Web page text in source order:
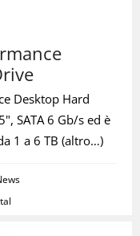
Desktop Hard
SATA 6 Gb/s ed è
1 a 6 TB (altro…)